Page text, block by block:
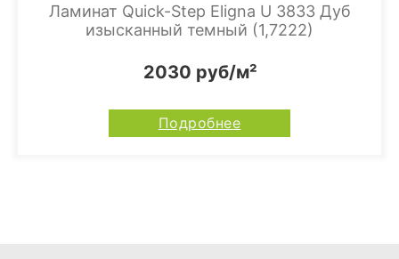
Ламинат Quick-Step Eligna U 3833 Дуб
изысканный темный (1,7222)
2030 руб/м²
Подробнее